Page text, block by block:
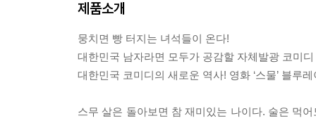
제품소개
뭉치면 빵 터지는 녀석들이 온다!
대한민국 남자라면 모두가 공감할 자체발광 코미디
대한민국 코미디의 새로운 역사! 영화 ‘스물’ 블루
스무 살은 돌아보면 참 재미있는 나이다. 술은 먹